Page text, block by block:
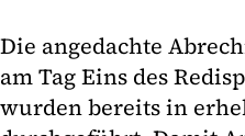
Die angedachte
am Tag Eins des
wurden bereits in